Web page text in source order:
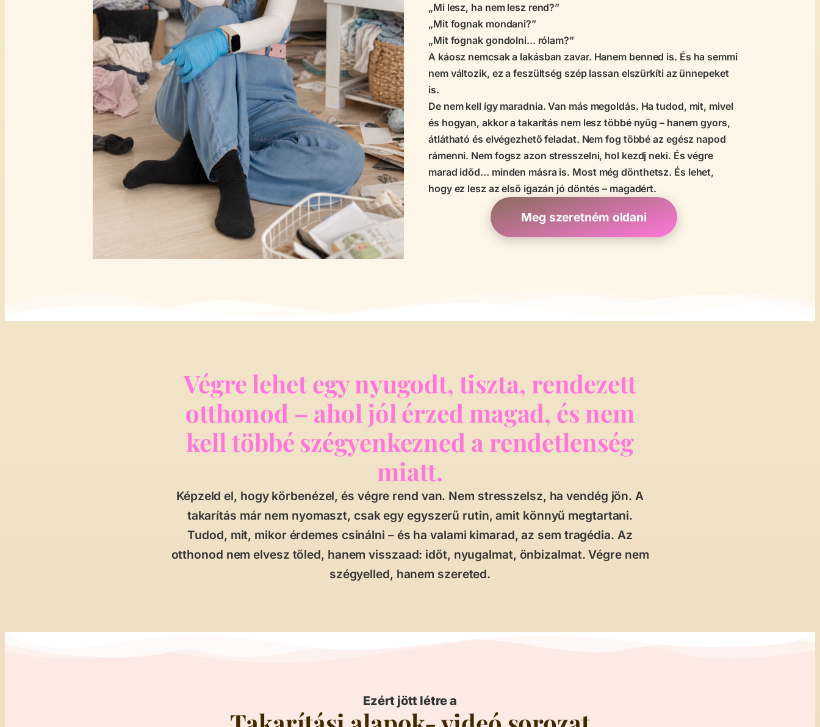
„Mi lesz, ha nem lesz rend?”
„Mit fognak mondani?”
„Mit fognak gondolni... rólam?”
A káosz nemcsak a lakásban zavar. Hanem benned is. És ha semmi
nem változik, ez a feszültség szép lassan elszürkíti az ünnepeket
is.
De nem kell így maradnia. Van más megoldás. Ha tudod, mit, mivel
és hogyan, akkor a takarítás nem lesz többé nyűg – hanem gyors,
átlátható és elvégezhető feladat. Nem fog többé az egész napod
rámenni. Nem fogsz azon stresszelni, hol kezdj neki. És végre
marad időd… minden másra is. Most még dönthetsz. És lehet,
hogy ez lesz az első igazán jó döntés – magadért.
Meg szeretném oldani
Végre lehet egy nyugodt, tiszta, rendezett
otthonod – ahol jól érzed magad, és nem
kell többé szégyenkezned a rendetlenség
miatt.
Képzeld el, hogy körbenézel, és végre rend van. Nem stresszelsz, ha vendég jön. A
takarítás már nem nyomaszt, csak egy egyszerű rutin, amit könnyű megtartani.
Tudod, mit, mikor érdemes csinálni – és ha valami kimarad, az sem tragédia. Az
otthonod nem elvesz tőled, hanem visszaad: időt, nyugalmat, önbizalmat. Végre nem
szégyelled, hanem szereted.
Ezért jött létre a